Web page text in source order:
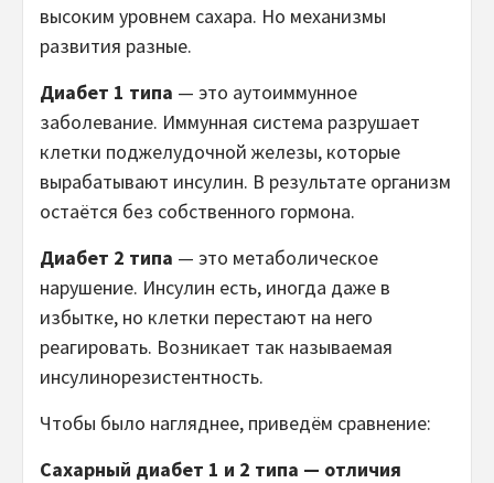
высоким уровнем сахара. Но механизмы
развития разные.
Диабет 1 типа — это аутоиммунное
заболевание. Иммунная система разрушает
клетки поджелудочной железы, которые
вырабатывают инсулин. В результате организм
остаётся без собственного гормона.
Диабет 2 типа — это метаболическое
нарушение. Инсулин есть, иногда даже в
избытке, но клетки перестают на него
реагировать. Возникает так называемая
инсулинорезистентность.
Чтобы было нагляднее, приведём сравнение:
Сахарный диабет 1 и 2 типа — отличия